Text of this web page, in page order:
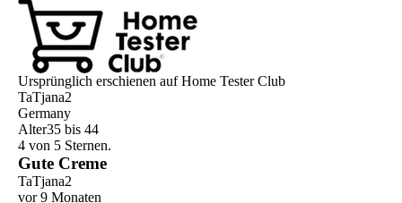
Ursprünglich erschienen auf Home Tester Club
TaTjana2
Germany
Alter35 bis 44
4 von 5 Sternen.
Gute Creme
TaTjana2
vor 9 Monaten